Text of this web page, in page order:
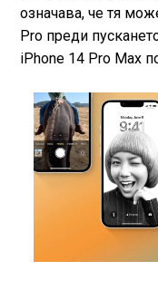
означава, че тя
Pro преди
iPhone 14 Pro Max